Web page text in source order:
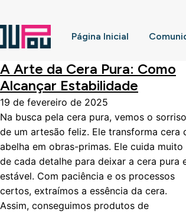
Página Inicial
A Arte da Cera Pura: Como
Alcançar Estabilidade
19 de fevereiro de 2025
Na busca pela cera pura, vemos o sorriso
de um artesão feliz. Ele transforma cera
abelha em obras-primas. Ele cuida muito
de cada detalhe para deixar a cera pura
estável. Com paciência e os processos
certos, extraímos a essência da cera.
Assim, conseguimos produtos de